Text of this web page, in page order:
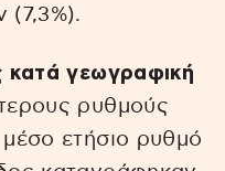
(7,3%).
κατά γεωγραφική
ρυθμούς
ετήσιο ρυθμό